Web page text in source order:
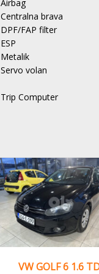
Airbag
Centralna brava
DPF/FAP filter
ESP
Metalik
Servo volan
Trip Computer
NA STANJU
VW GOLF VII